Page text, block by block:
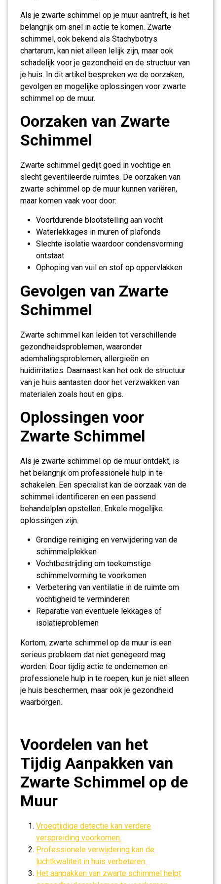
Als je zwarte schimmel op je muur aantreft, is het
belangrijk om snel in actie te komen. Zwarte
schimmel, ook bekend als Stachybotrys
chartarum, kan niet alleen lelijk zijn, maar ook
schadelijk voor je gezondheid en de structuur van
je huis. In dit artikel bespreken we de oorzaken,
gevolgen en mogelijke oplossingen voor zwarte
schimmel op de muur.
Oorzaken van Zwarte
Schimmel
Zwarte schimmel gedijt goed in vochtige en
slecht geventileerde ruimtes. De oorzaken van
zwarte schimmel op de muur kunnen variëren,
maar komen vaak voor door:
Voortdurende blootstelling aan vocht
Waterlekkages in muren of plafonds
Slechte isolatie waardoor condensvorming
ontstaat
Ophoping van vuil en stof op oppervlakken
Gevolgen van Zwarte
Schimmel
Zwarte schimmel kan leiden tot verschillende
gezondheidsproblemen, waaronder
ademhalingsproblemen, allergieën en
huidirritaties. Daarnaast kan het ook de structuur
van je huis aantasten door het verzwakken van
materialen zoals hout en gips.
Oplossingen voor
Zwarte Schimmel
Als je zwarte schimmel op de muur ontdekt, is
het belangrijk om professionele hulp in te
schakelen. Een specialist kan de oorzaak van de
schimmel identificeren en een passend
behandelplan opstellen. Enkele mogelijke
oplossingen zijn:
Grondige reiniging en verwijdering van de
schimmelplekken
Vochtbestrijding om toekomstige
schimmelvorming te voorkomen
Verbetering van ventilatie in de ruimte om
vochtigheid te verminderen
Reparatie van eventuele lekkages of
isolatieproblemen
Kortom, zwarte schimmel op de muur is een
serieus probleem dat niet genegeerd mag
worden. Door tijdig actie te ondernemen en
professionele hulp in te roepen, kun je niet alleen
je huis beschermen, maar ook je gezondheid
waarborgen.
Voordelen van het
Tijdig Aanpakken van
Zwarte Schimmel op de
Muur
Vroegtijdige detectie kan verdere
verspreiding voorkomen.
Professionele verwijdering kan de
luchtkwaliteit in huis verbeteren.
Het aanpakken van zwarte schimmel helpt